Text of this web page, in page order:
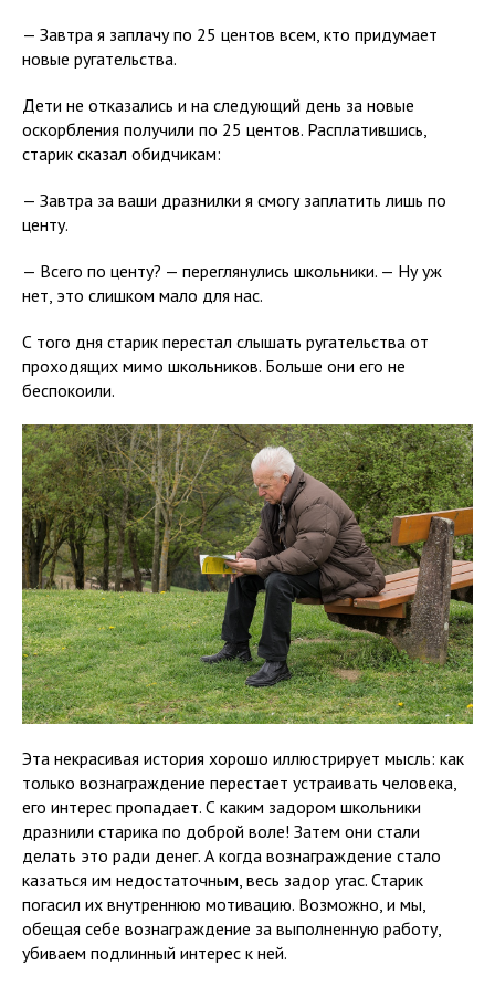
— Завтра я заплачу по 25 центов всем, кто придумает
новые ругательства.
Дети не отказались и на следующий день за новые
оскорбления получили по 25 центов. Расплатившись,
старик сказал обидчикам:
— Завтра за ваши дразнилки я смогу заплатить лишь по
центу.
— Всего по центу? — переглянулись школьники. — Ну уж
нет, это слишком мало для нас.
С того дня старик перестал слышать ругательства от
проходящих мимо школьников. Больше они его не
беспокоили.
Эта некрасивая история хорошо иллюстрирует мысль: как
только вознаграждение перестает устраивать человека,
его интерес пропадает. С каким задором школьники
дразнили старика по доброй воле! Затем они стали
делать это ради денег. А когда вознаграждение стало
казаться им недостаточным, весь задор угас. Старик
погасил их внутреннюю мотивацию. Возможно, и мы,
обещая себе вознаграждение за выполненную работу,
убиваем подлинный интерес к ней.